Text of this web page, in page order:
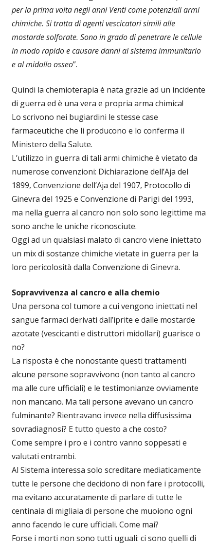
per la prima volta negli anni Venti come potenziali armi
chimiche. Si tratta di agenti vescicatori simili alle
mostarde solforate. Sono in grado di penetrare le cellule
in modo rapido e causare danni al sistema immunitario
e al midollo osseo”.
Quindi la chemioterapia è nata grazie ad un incidente
di guerra ed è una vera e propria arma chimica!
Lo scrivono nei bugiardini le stesse case
farmaceutiche che li producono e lo conferma il
Ministero della Salute.
L’utilizzo in guerra di tali armi chimiche è vietato da
numerose convenzioni: Dichiarazione dell’Aja del
1899, Convenzione dell’Aja del 1907, Protocollo di
Ginevra del 1925 e Convenzione di Parigi del 1993,
ma nella guerra al cancro non solo sono legittime ma
sono anche le uniche riconosciute.
Oggi ad un qualsiasi malato di cancro viene iniettato
un mix di sostanze chimiche vietate in guerra per la
loro pericolosità dalla Convenzione di Ginevra.
Sopravvivenza al cancro e alla chemio
Una persona col tumore a cui vengono iniettati nel
sangue farmaci derivati dall’iprite e dalle mostarde
azotate (vescicanti e distruttori midollari) guarisce o
no?
La risposta è che nonostante questi trattamenti
alcune persone sopravvivono (non tanto al cancro
ma alle cure ufficiali) e le testimonianze ovviamente
non mancano. Ma tali persone avevano un cancro
fulminante? Rientravano invece nella diffusissima
sovradiagnosi? E tutto questo a che costo?
Come sempre i pro e i contro vanno soppesati e
valutati entrambi.
Al Sistema interessa solo screditare mediaticamente
tutte le persone che decidono di non fare i protocolli,
ma evitano accuratamente di parlare di tutte le
centinaia di migliaia di persone che muoiono ogni
anno facendo le cure ufficiali. Come mai?
Forse i morti non sono tutti uguali: ci sono quelli di